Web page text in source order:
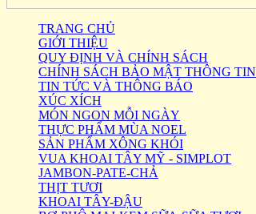
TRANG CHỦ
GIỚI THIỆU
QUY ĐỊNH VÀ CHÍNH SÁCH
CHÍNH SÁCH BẢO MẬT THÔNG TIN
TIN TỨC VÀ THÔNG BÁO
XÚC XÍCH
MÓN NGON MỖI NGÀY
THỰC PHẨM MÙA NOEL
SẢN PHẨM XÔNG KHÓI
VUA KHOAI TÂY MỸ - SIMPLOT
JAMBON-PATE-CHẢ
THỊT TƯƠI
KHOAI TÂY-ĐẬU